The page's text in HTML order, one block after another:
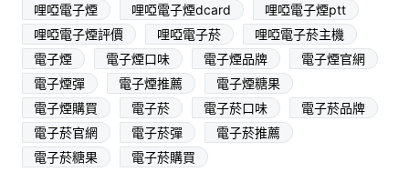
哩啞電子煙
哩啞電子煙dcard
哩啞電子煙ptt
哩啞電子煙評價
哩啞電子菸
哩啞電子菸主機
電子煙
電子煙口味 電子煙品牌
電子煙官網
電子煙彈
電子煙推薦
電子煙糖果
電子煙購買
電子菸 電子菸口味
電子菸品牌
電子菸官網
電子菸彈
電子菸推薦
電子菸糖果
電子菸購買